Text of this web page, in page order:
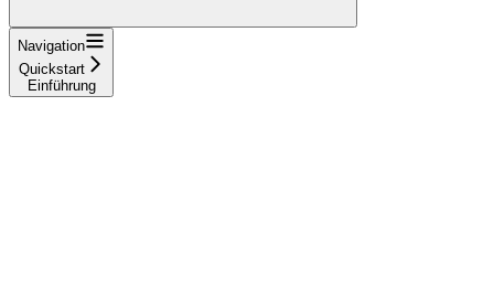
Navigation
Quickstart
Einführung